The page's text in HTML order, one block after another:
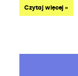
Czytaj więcej »